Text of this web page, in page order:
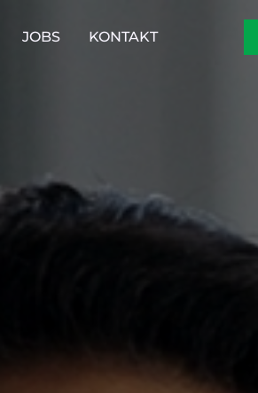
JOBS KONTAKT